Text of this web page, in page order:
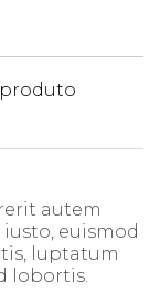
autem
euismod
luptatum
lobortis.